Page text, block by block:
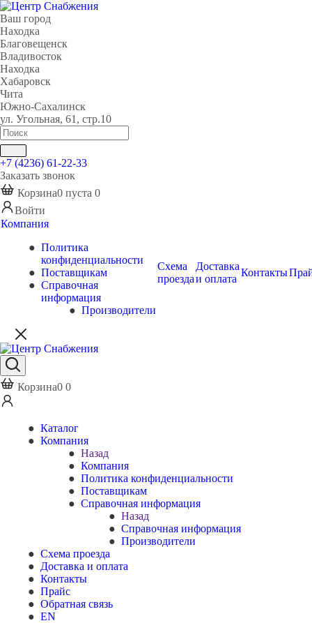
Ваш город
Находка
Благовещенск
Владивосток
Находка
Хабаровск
Чита
Южно-Сахалинск
ул. Угольная, 61, стр.10
+7 (4236) 61-22-33
Заказать звонок
Корзина0 пуста 0
Войти
Компания
Политика
конфиденциальности
Поставщикам
Справочная
информация
Производители
Схема
проезда
Доставка
и оплата
Контакты
Корзина0 0
Каталог
Компания
Назад
Компания
Политика конфиденциальности
Поставщикам
Справочная информация
Назад
Справочная информация
Производители
Схема проезда
Доставка и оплата
Контакты
Прайс
Обратная связь
EN